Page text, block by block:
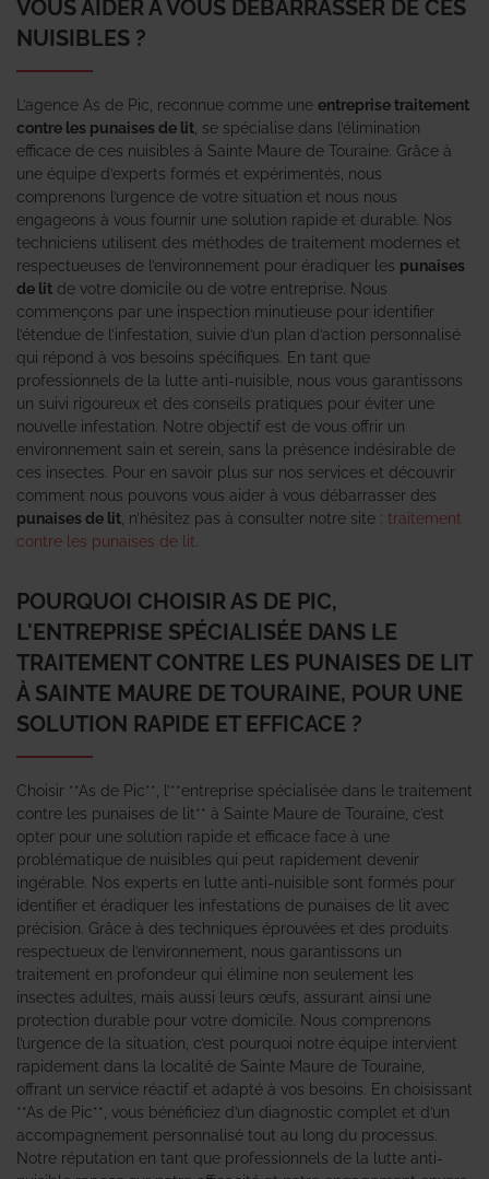
VOUS AIDER À VOUS DÉBARRASSER DE CES
NUISIBLES ?
L’agence As de Pic, reconnue comme une entreprise traitement
contre les punaises de lit , se spécialise dans l’élimination
efficace de ces nuisibles à Sainte Maure de Touraine. Grâce à
une équipe d’experts formés et expérimentés, nous
comprenons l’urgence de votre situation et nous nous
engageons à vous fournir une solution rapide et durable. Nos
techniciens utilisent des méthodes de traitement modernes et
respectueuses de l’environnement pour éradiquer les punaises
de lit de votre domicile ou de votre entreprise. Nous
commençons par une inspection minutieuse pour identifier
l’étendue de l’infestation, suivie d’un plan d’action personnalisé
qui répond à vos besoins spécifiques. En tant que
professionnels de la lutte anti-nuisible, nous vous garantissons
un suivi rigoureux et des conseils pratiques pour éviter une
nouvelle infestation. Notre objectif est de vous offrir un
environnement sain et serein, sans la présence indésirable de
ces insectes. Pour en savoir plus sur nos services et découvrir
comment nous pouvons vous aider à vous débarrasser des
punaises de lit , n’hésitez pas à consulter notre site : traitement
contre les punaises de lit
POURQUOI CHOISIR AS DE PIC,
L'ENTREPRISE SPÉCIALISÉE DANS LE
TRAITEMENT CONTRE LES PUNAISES DE LIT
À SAINTE MAURE DE TOURAINE, POUR UNE
SOLUTION RAPIDE ET EFFICACE ?
Choisir **As de Pic**, l’**entreprise spécialisée dans le traitement
contre les punaises de lit** à Sainte Maure de Touraine, c’est
opter pour une solution rapide et efficace face à une
problématique de nuisibles qui peut rapidement devenir
ingérable. Nos experts en lutte anti-nuisible sont formés pour
identifier et éradiquer les infestations de punaises de lit avec
précision. Grâce à des techniques éprouvées et des produits
respectueux de l’environnement, nous garantissons un
traitement en profondeur qui élimine non seulement les
insectes adultes, mais aussi leurs œufs, assurant ainsi une
protection durable pour votre domicile. Nous comprenons
l’urgence de la situation, c’est pourquoi notre équipe intervient
rapidement dans la localité de Sainte Maure de Touraine,
offrant un service réactif et adapté à vos besoins. En choisissant
**As de Pic**, vous bénéficiez d’un diagnostic complet et d’un
accompagnement personnalisé tout au long du processus.
Notre réputation en tant que professionnels de la lutte anti-